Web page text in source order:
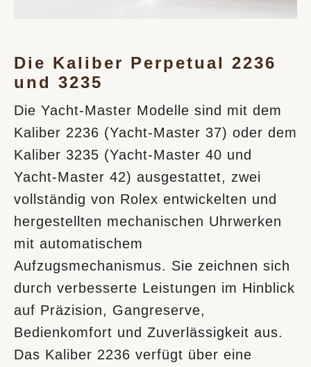
Die Kaliber Perpetual 2236
und 3235
Die Yacht-Master Modelle sind mit dem
Kaliber 2236 (Yacht‑Master 37) oder dem
Kaliber 3235 (Yacht‑Master 40 und
Yacht‑Master 42) ausgestattet, zwei
vollständig von Rolex entwickelten und
hergestellten mechanischen Uhrwerken
mit automatischem
Aufzugsmechanismus. Sie zeichnen sich
durch verbesserte Leistungen im Hinblick
auf Präzision, Gangreserve,
Bedienkomfort und Zuverlässigkeit aus.
Das Kaliber 2236 verfügt über eine